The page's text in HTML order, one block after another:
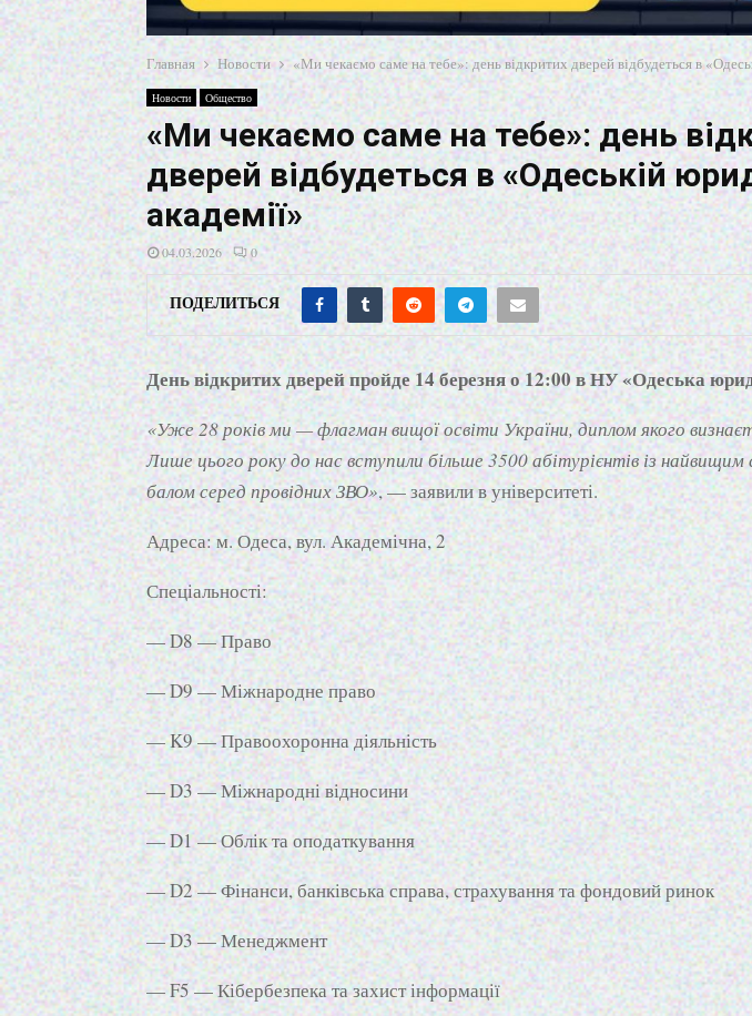
Главная Новости «Ми чекаємо саме на тебе»: день відкритих дверей відбудеться в
Новости Общество
«Ми чекаємо саме на тебе»: день
дверей відбудеться в «Одеській
академії»
04.03.2026 0
ПОДЕЛИТЬСЯ
День відкритих дверей пройде 14 березня о 12:00 в НУ «Одеська
«Уже 28 років ми — флагман вищої освіти України, диплом якого
Лише цього року до нас вступили більше 3500 абітурієнтів із найвищим
балом серед провідних ЗВО», — заявили в університеті.
Адреса: м. Одеса, вул. Академічна, 2
Спеціальності:
— D8 — Право
— D9 — Міжнародне право
— K9 — Правоохоронна діяльність
— D3 — Міжнародні відносини
— D1 — Облік та оподаткування
— D2 — Фінанси, банківська справа, страхування та фондовий ринок
— D3 — Менеджмент
— F5 — Кібербезпека та захист інформації